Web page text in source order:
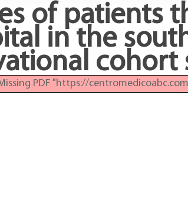
of patients
in the
cohort
PDF "https://